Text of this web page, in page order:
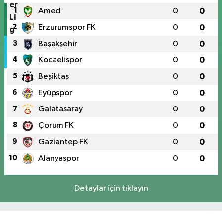
1 Amed 0 0
2 Erzurumspor FK 0 0
3 Başakşehir 0 0
4 Kocaelispor 0 0
5 Beşiktaş 0 0
6 Eyüpspor 0 0
7 Galatasaray 0 0
8 Çorum FK 0 0
9 Gaziantep FK 0 0
10 Alanyaspor 0 0
Detaylar için tıklayın